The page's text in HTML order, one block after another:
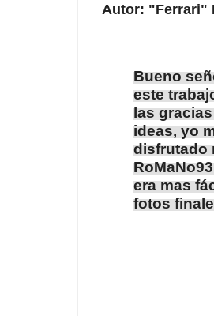
Autor: "Ferrari"
Bueno
este
las
ideas, yo
disfrutado
era mas
fotos